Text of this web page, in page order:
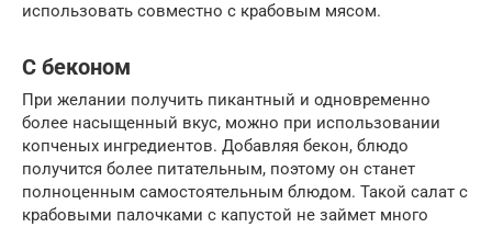
использовать совместно с крабовым мясом.
С беконом
При желании получить пикантный и одновременно
более насыщенный вкус, можно при использовании
копченых ингредиентов. Добавляя бекон, блюдо
получится более питательным, поэтому он станет
полноценным самостоятельным блюдом. Такой салат с
крабовыми палочками с капустой не займет много